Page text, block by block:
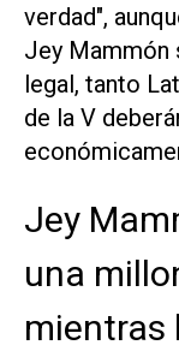
verdad",
Jey
legal, tanto
de la V
Jey
una
mientras